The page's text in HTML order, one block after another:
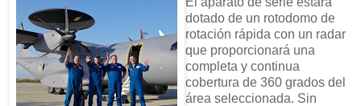
dotado de un rotodomo de
rotación rápida con un radar
que proporcionará una
completa y continua
cobertura de 360 grados del
área seleccionada. Sin